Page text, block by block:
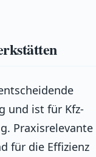
und ist für Kfz-
Praxisrelevante
für die Effizienz